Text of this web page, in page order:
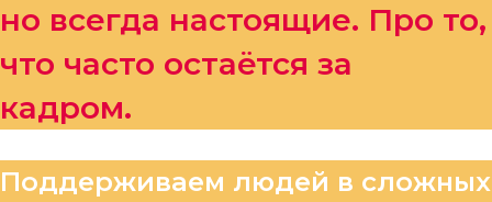
но всегда настоящие. Про то,
что часто остаётся за
кадром.
Поддерживаем людей в сложных